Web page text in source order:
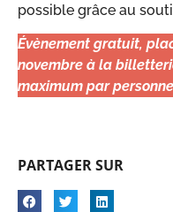
possible grâce au
Évènement gratuit,
novembre à la
maximum par
PARTAGER SUR